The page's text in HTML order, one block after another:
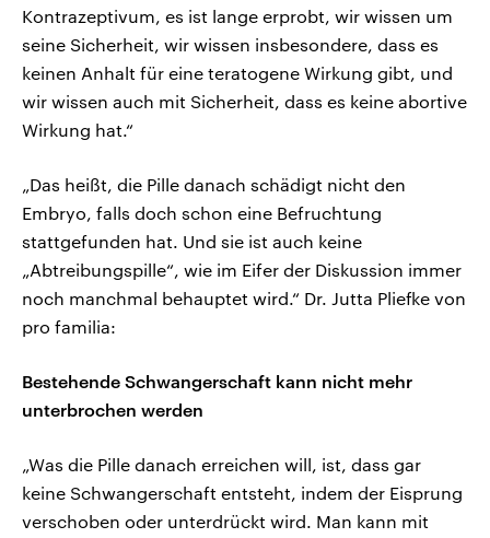
Kontrazeptivum, es ist lange erprobt, wir wissen um
seine Sicherheit, wir wissen insbesondere, dass es
keinen Anhalt für eine teratogene Wirkung gibt, und
wir wissen auch mit Sicherheit, dass es keine abortive
Wirkung hat.“
„Das heißt, die Pille danach schädigt nicht den
Embryo, falls doch schon eine Befruchtung
stattgefunden hat. Und sie ist auch keine
„Abtreibungspille“, wie im Eifer der Diskussion immer
noch manchmal behauptet wird.“ Dr. Jutta Pliefke von
pro familia:
Bestehende Schwangerschaft kann nicht mehr
unterbrochen werden
„Was die Pille danach erreichen will, ist, dass gar
keine Schwangerschaft entsteht, indem der Eisprung
verschoben oder unterdrückt wird. Man kann mit